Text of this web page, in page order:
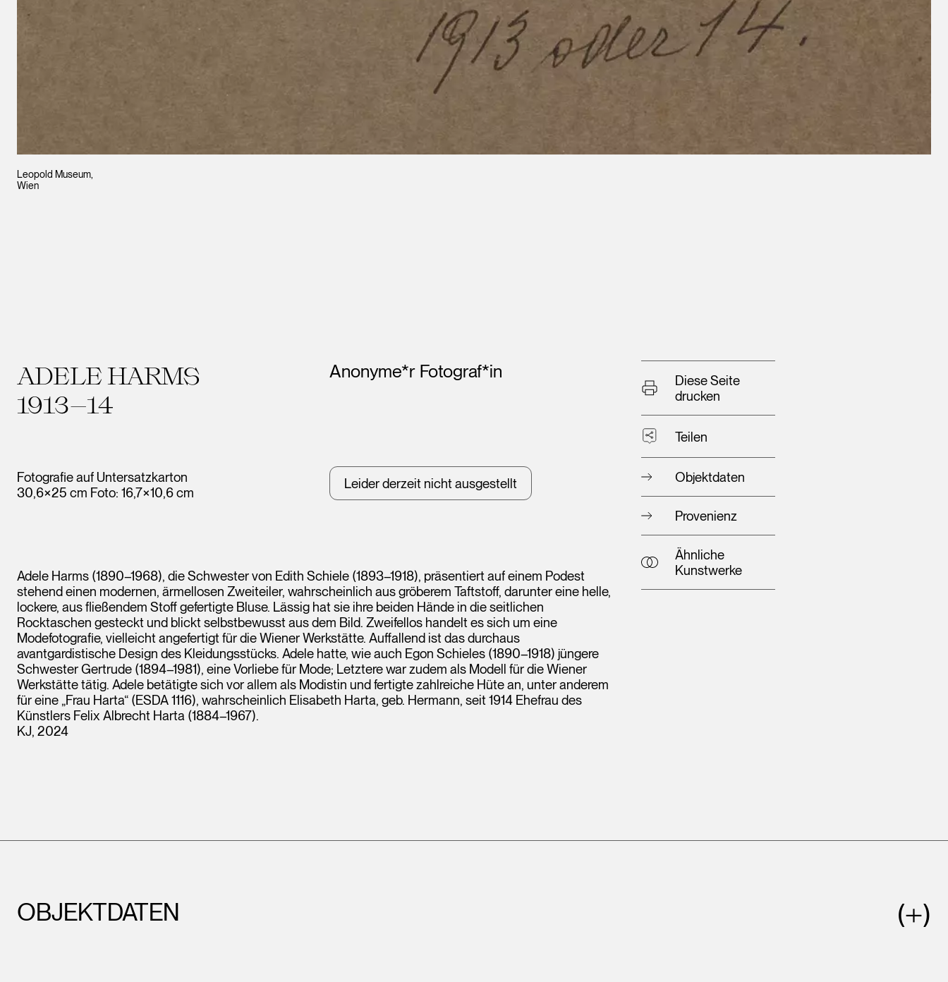
Leopold Museum,
Wien
ADELE HARMS
1913–14
Fotografie auf Untersatzkarton
30,6×25 cm Foto: 16,7×10,6 cm
Künstler*innen
Anonyme*r Fotograf*in
Leider derzeit nicht ausgestellt
Diese Seite
drucken
Teilen
Objektdaten
Provenienz
Ähnliche
Kunstwerke
Adele Harms (1890–1968), die Schwester von Edith Schiele (1893–1918), präsentiert auf einem Podest
stehend einen modernen, ärmellosen Zweiteiler, wahrscheinlich aus gröberem Taftstoff, darunter eine helle,
lockere, aus fließendem Stoff gefertigte Bluse. Lässig hat sie ihre beiden Hände in die seitlichen
Rocktaschen gesteckt und blickt selbstbewusst aus dem Bild. Zweifellos handelt es sich um eine
Modefotografie, vielleicht angefertigt für die Wiener Werkstätte. Auffallend ist das durchaus
avantgardistische Design des Kleidungsstücks. Adele hatte, wie auch Egon Schieles (1890–1918) jüngere
Schwester Gertrude (1894–1981), eine Vorliebe für Mode; Letztere war zudem als Modell für die Wiener
Werkstätte tätig. Adele betätigte sich vor allem als Modistin und fertigte zahlreiche Hüte an, unter anderem
für eine „Frau Harta“ (ESDA 1116), wahrscheinlich Elisabeth Harta, geb. Hermann, seit 1914 Ehefrau des
Künstlers Felix Albrecht Harta (1884–1967).
KJ, 2024
OBJEKTDATEN